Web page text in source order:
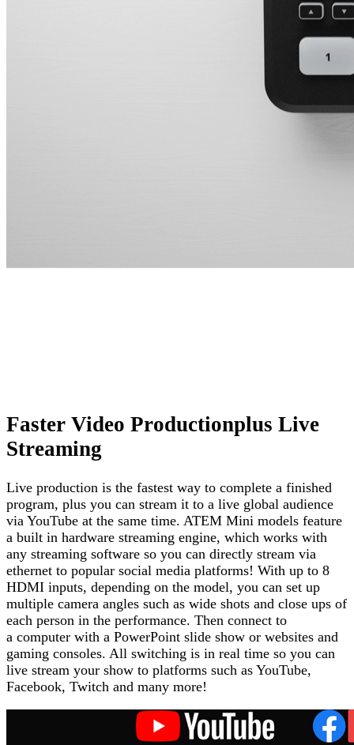
Faster Video Productionplus Live
Streaming
Live production is the fastest way to complete a finished
program, plus you can stream it to a live global audience
via YouTube at the same time. ATEM Mini models feature
a built in hardware streaming engine, which works with
any streaming software so you can directly stream via
ethernet to popular social media platforms! With up to 8
HDMI inputs, depending on the model, you can set up
multiple camera angles such as wide shots and close ups of
each person in the performance. Then connect to
a computer with a PowerPoint slide show or websites and
gaming consoles. All switching is in real time so you can
live stream your show to platforms such as YouTube,
Facebook, Twitch and many more!